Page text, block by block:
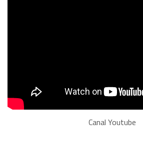
Canal Youtube